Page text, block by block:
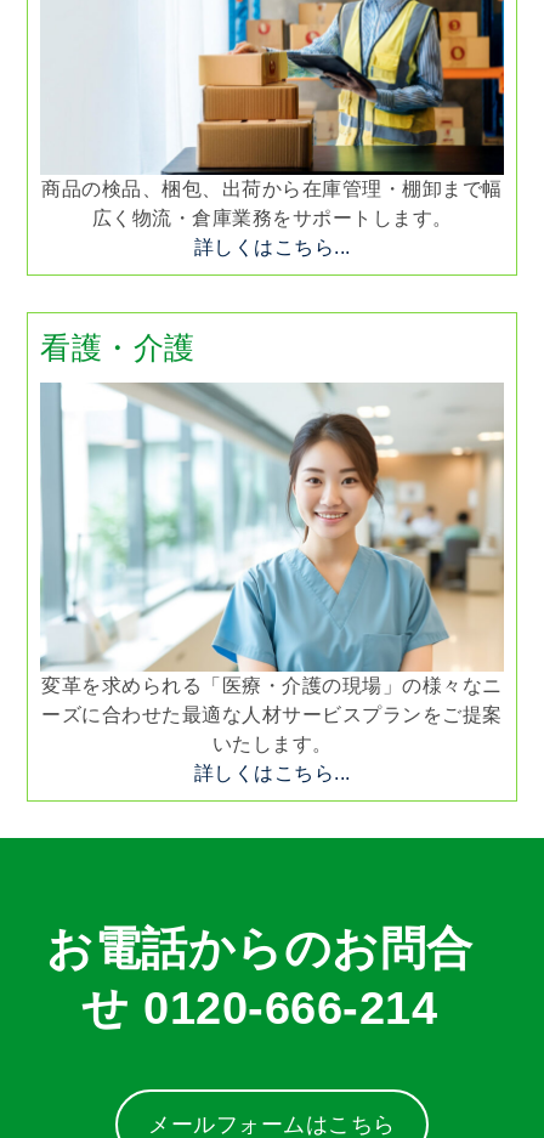
商品の検品、梱包、出荷から在庫管理・棚卸まで幅
広く物流・倉庫業務をサポートします。
詳しくはこちら...
看護・介護
変革を求められる「医療・介護の現場」の様々なニ
ーズに合わせた最適な人材サービスプランをご提案
いたします。
詳しくはこちら...
お電話からのお問合
せ 0120-666-214
メールフォームはこちら